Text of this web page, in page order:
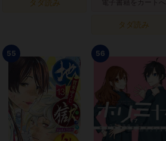
タダ読み 電子書籍をカートへ
タダ読み
55 56